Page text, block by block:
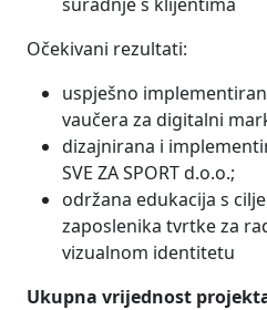
Očekivani rezultati:
uspješno
vaučera za digitalni
dizajnirana i
SVE ZA SPORT d.o.o.;
održana edukacija s
zaposlenika tvrtke za
vizualnom identitetu
Ukupna vrijednost